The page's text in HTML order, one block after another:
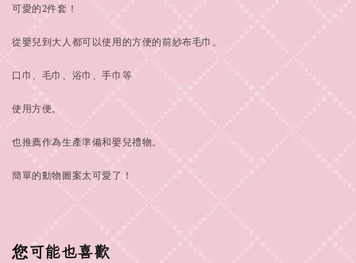
可愛的2件套！
從嬰兒到大人都可以使用的方便的前紗布毛巾。
口巾、毛巾、浴巾、手巾等
使用方便。
也推薦作為生產準備和嬰兒禮物。
簡單的動物圖案太可愛了！
您可能也喜歡